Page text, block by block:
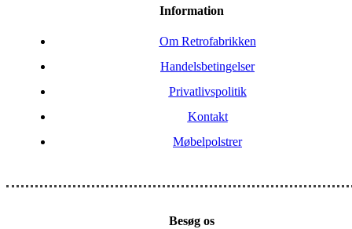
Information
Om Retrofabrikken
Handelsbetingelser
Privatlivspolitik
Kontakt
Møbelpolstrer
Besøg os